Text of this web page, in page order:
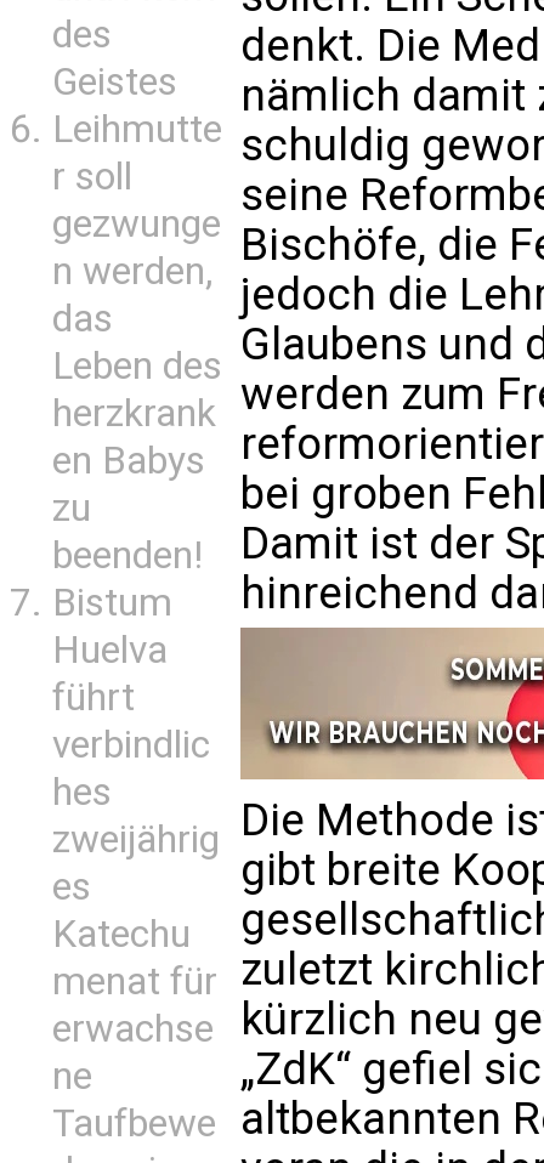
des
Geistes
Leihmutte
r soll
gezwunge
n werden,
das
Leben des
herzkrank
en Babys
zu
beenden!
Bistum
Huelva
führt
verbindlic
hes
zweijährig
es
Katechu
menat für
erwachse
ne
Taufbewe
denkt. Die
nämlich damit
schuldig
seine
Bischöfe, die
jedoch die
Glaubens und
werden zum
bei groben
Damit ist der
hinreichend
Die Methode
gibt breite
zuletzt
kürzlich neu
„ZdK“ gefiel
altbekannten